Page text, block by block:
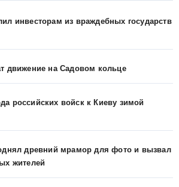
инвесторам из враждебных государств
движение на Садовом кольце
российских войск к Киеву зимой
древний мрамор для фото и вызвал
жителей